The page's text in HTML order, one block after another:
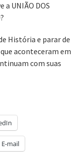
a UNIÃO DOS
História e parar de
aconteceram em
com suas
E-mail